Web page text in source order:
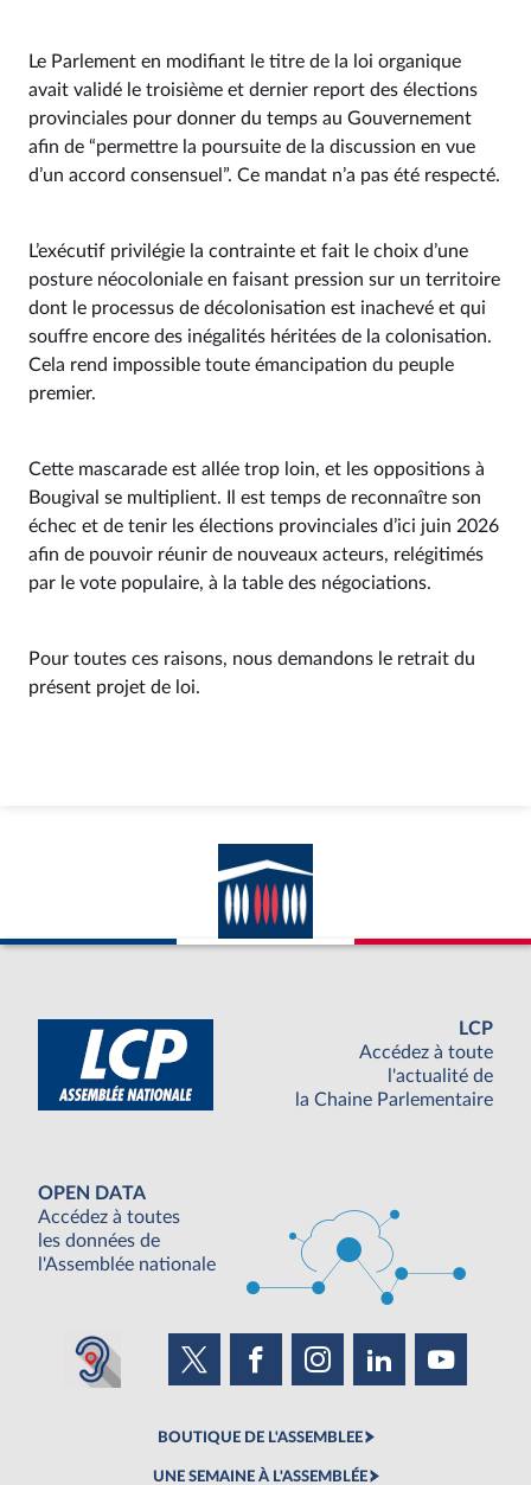
Le Parlement en modifiant le titre de la loi organique
avait validé le troisième et dernier report des élections
provinciales pour donner du temps au Gouvernement
afin de “permettre la poursuite de la discussion en vue
d’un accord consensuel”. Ce mandat n’a pas été respecté.
L’exécutif privilégie la contrainte et fait le choix d’une
posture néocoloniale en faisant pression sur un territoire
dont le processus de décolonisation est inachevé et qui
souffre encore des inégalités héritées de la colonisation.
Cela rend impossible toute émancipation du peuple
premier.
Cette mascarade est allée trop loin, et les oppositions à
Bougival se multiplient. Il est temps de reconnaître son
échec et de tenir les élections provinciales d’ici juin 2026
afin de pouvoir réunir de nouveaux acteurs, relégitimés
par le vote populaire, à la table des négociations.
Pour toutes ces raisons, nous demandons le retrait du
présent projet de loi.
LCP
Accédez à toute
l'actualité de
la Chaine Parlementaire
OPEN DATA
Accédez à toutes
les données de
l'Assemblée nationale
BOUTIQUE DE L'ASSEMBLEE
UNE SEMAINE À L'ASSEMBLÉE